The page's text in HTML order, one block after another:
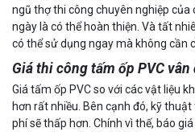
ngũ thợ thi công chuyên nghiệp
ngày là có thể hoàn thiện. Và tất
có thể sử dụng ngay mà không cần
Giá thi công tấm ốp PVC
Giá tấm ốp PVC so với các vật liệu
hơn rất nhiều. Bên cạnh đó, kỹ
phí sẽ thấp hơn. Chính vì thế, báo